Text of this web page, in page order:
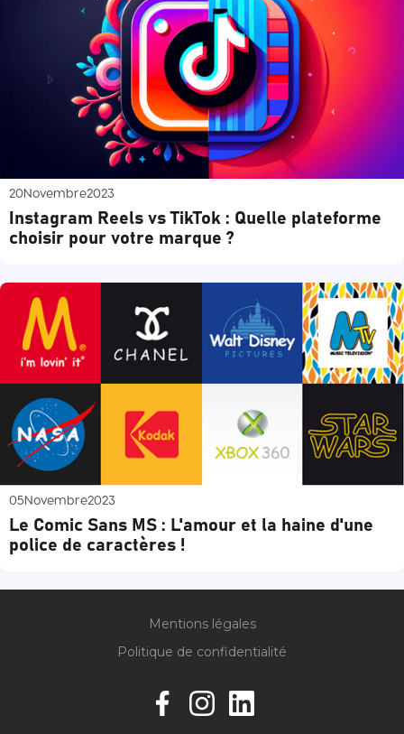
20Novembre2023
Instagram Reels vs TikTok : Quelle plateforme
choisir pour votre marque ?
05Novembre2023
Le Comic Sans MS : L'amour et la haine d'une
police de caractères !
Mentions légales
Politique de confidentialité